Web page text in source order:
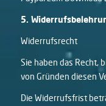
5.
Widerrufsrecht
Sie haben das Recht,
von Gründen diesen
Die Widerrufsfrist